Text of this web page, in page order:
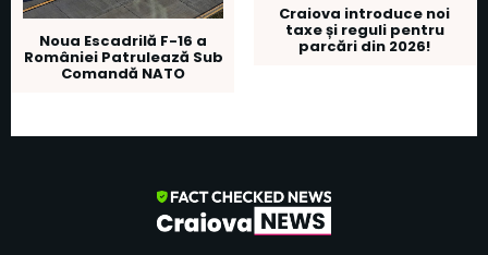
Noua Escadrilă F-16 a
României Patrulează Sub
Comandă NATO
Craiova introduce noi
taxe și reguli pentru
parcări din 2026!